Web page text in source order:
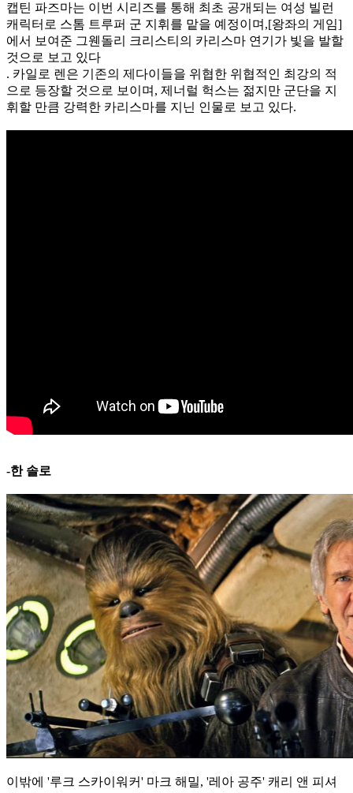
캡틴 파즈마는 이번 시리즈를 통해 최초 공개되는 여성 빌런
캐릭터로 스톰 트루퍼 군 지휘를 맡을 예정이며,[왕좌의 게임]
에서 보여준 그웬돌리 크리스티의 카리스마 연기가 빛을 발할
것으로 보고 있다
. 카일로 렌은 기존의 제다이들을 위협한 위협적인 최강의 적
으로 등장할 것으로 보이며, 제너럴 헉스는 젊지만 군단을 지
휘할 만큼 강력한 카리스마를 지닌 인물로 보고 있다.
-한 솔로
이밖에 '루크 스카이워커' 마크 해밀, '레아 공주' 캐리 앤 피셔